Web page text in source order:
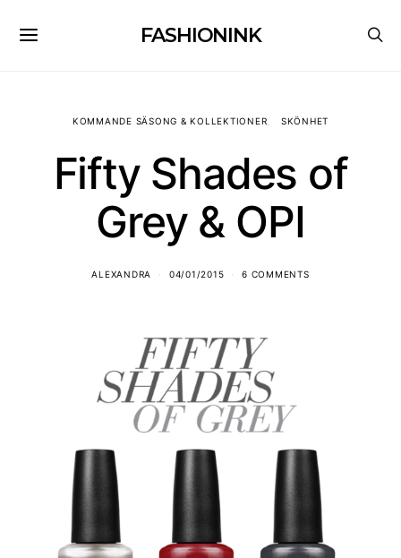
FASHIONINK
KOMMANDE SÄSONG & KOLLEKTIONER SKÖNHET
Fifty Shades of
Grey & OPI
ALEXANDRA 04/01/2015 6 COMMENTS